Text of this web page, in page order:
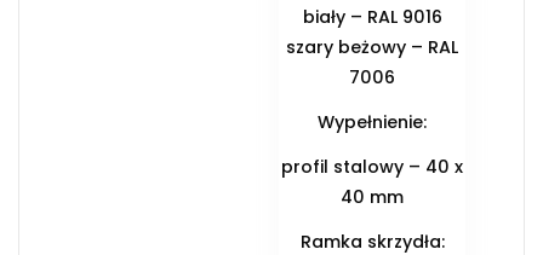
biały – RAL 9016
szary beżowy – RAL
7006
Wypełnienie:
profil stalowy – 40 x
40 mm
Ramka skrzydła: